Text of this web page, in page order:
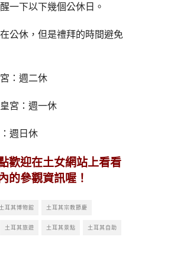
一下以下幾個公休日。
公休，但是禮拜的時間避免
：週二休
宮：週一休
週日休
歡迎在土女網站上看看
的參觀資訊喔！
土耳其博物館 土耳其宗教節慶
土耳其旅遊 土耳其景點 土耳其自助